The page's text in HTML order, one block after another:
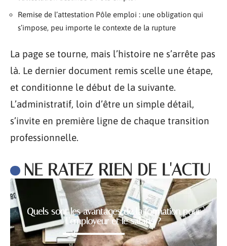
Remise de l’attestation Pôle emploi : une obligation qui
s’impose, peu importe le contexte de la rupture
La page se tourne, mais l’histoire ne s’arrête pas
là. Le dernier document remis scelle une étape,
et conditionne le début de la suivante.
L’administratif, loin d’être un simple détail,
s’invite en première ligne de chaque transition
professionnelle.
NE RATEZ RIEN DE L'ACTU
Quels sont les avantages de la formation pour
l’employeur et le salarié ?